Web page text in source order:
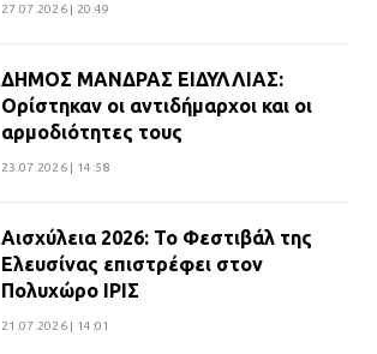
27.07.2026 | 20:49
ΔΗΜΟΣ ΜΑΝΔΡΑΣ ΕΙΔΥΛΛΙΑΣ:
Ορίστηκαν οι αντιδήμαρχοι και οι
αρμοδιότητες τους
23.07.2026 | 14:58
Αισχύλεια 2026: Το Φεστιβάλ της
Ελευσίνας επιστρέφει στον
Πολυχώρο ΙΡΙΣ
21.07.2026 | 14:01